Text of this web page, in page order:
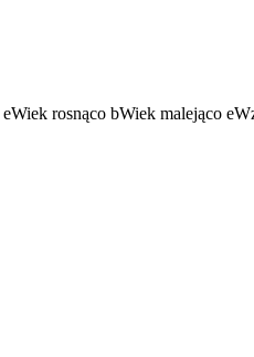
eWiek rosnąco bWiek malejąco e